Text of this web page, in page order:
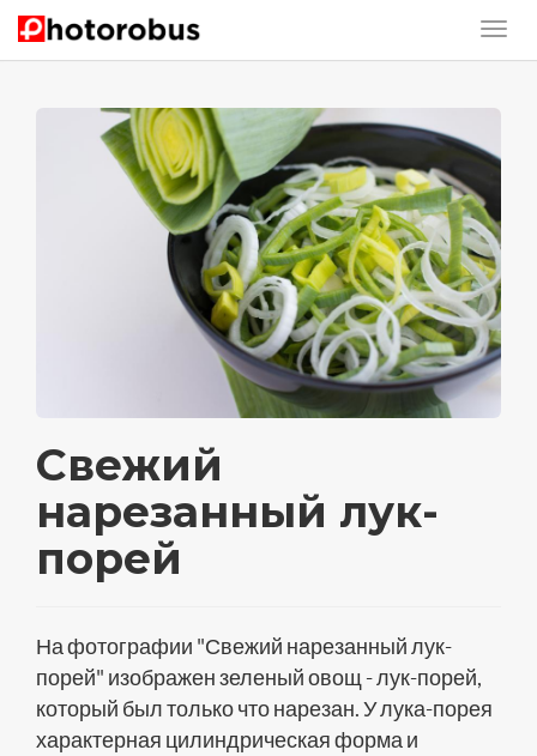
Свежий
нарезанный лук-
порей
На фотографии "Свежий нарезанный лук-
порей" изображен зеленый овощ - лук-порей,
который был только что нарезан. У лука-порея
характерная цилиндрическая форма и